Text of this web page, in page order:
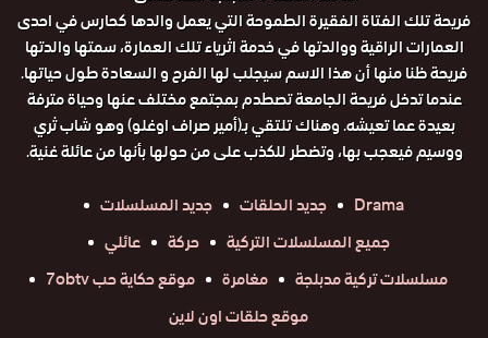
فريحة تلك الفتاة الفقيرة الطموحة التي يعمل والدها كحارس في احدى
العمارات الراقية ووالدتها في خدمة اثرياء تلك العمارة، سمتها والدتها
فريحة ظنا منها أن هذا الاسم سيجلب لها الفرح و السعادة طول حياتها.
عندما تدخل فريحة الجامعة تصطدم بمجتمع مختلف عنها وحياة مترفة
بعيدة عما تعيشه. وهناك تلتقي بـ(أمير صراف اوغلو) وهو شاب ثري
ووسيم فيعجب بها، وتضطر للكذب على من حولها بأنها من عائلة غنية.
Drama
جديد الحلقات
جديد المسلسلات
جميع المسلسلات التركية
حركة
عائلي
مسلسلات تركية مدبلجة
مغامرة
موقع حكاية حب 7obtv
موقع حلقات اون لاين